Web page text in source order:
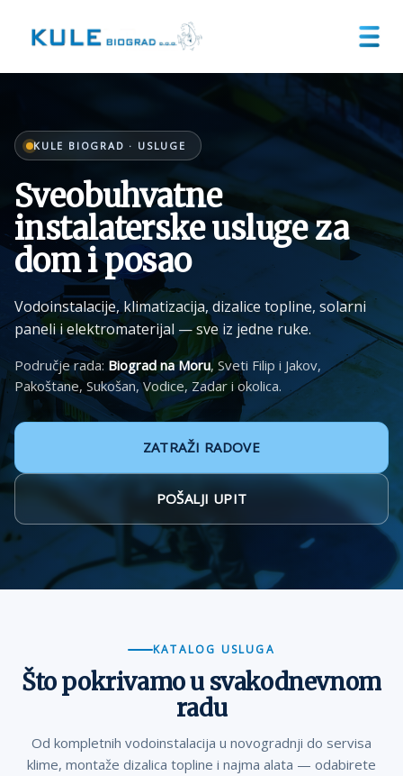
KULE BIOGRAD · USLUGE
Sveobuhvatne
instalaterske usluge za
dom i posao
Vodoinstalacije, klimatizacija, dizalice topline, solarni
paneli i elektromaterijal — sve iz jedne ruke.
Područje rada: Biograd na Moru, Sveti Filip i Jakov,
Pakoštane, Sukošan, Vodice, Zadar i okolica.
ZATRAŽI RADOVE
POŠALJI UPIT
KATALOG USLUGA
Što pokrivamo u svakodnevnom
radu
Od kompletnih vodoinstalacija u novogradnji do servisa
klime, montaže dizalica topline i najma alata — odabirete